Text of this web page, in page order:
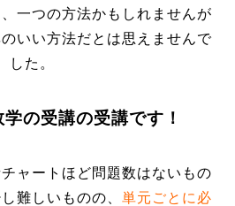
一つの方法かもしれませんが
いい方法だとは思えませんで
した。
の受講の受講です！
ャートほど問題数はないもの
難しいものの、単元ごとに必